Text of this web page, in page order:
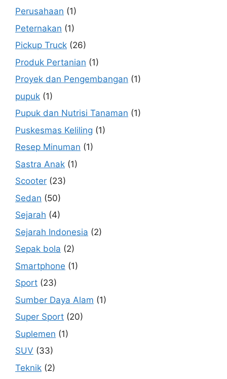
Perusahaan (1)
Peternakan (1)
Pickup Truck (26)
Produk Pertanian (1)
Proyek dan Pengembangan (1)
pupuk (1)
Pupuk dan Nutrisi Tanaman (1)
Puskesmas Keliling (1)
Resep Minuman (1)
Sastra Anak (1)
Scooter (23)
Sedan (50)
Sejarah (4)
Sejarah Indonesia (2)
Sepak bola (2)
Smartphone (1)
Sport (23)
Sumber Daya Alam (1)
Super Sport (20)
Suplemen (1)
SUV (33)
Teknik (2)